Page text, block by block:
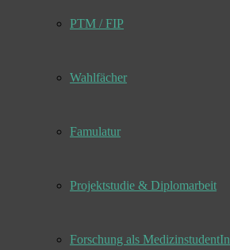
PTM / FIP
Wahlfächer
Famulatur
Projektstudie & Diplomarbeit
Forschung als MedizinstudentIn